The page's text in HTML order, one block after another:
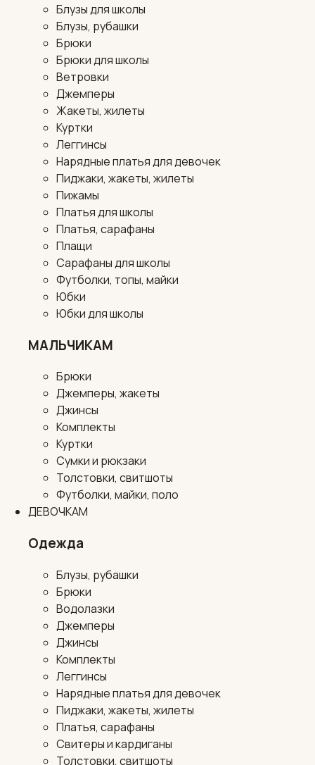
Блузы для школы
Блузы, рубашки
Брюки
Брюки для школы
Ветровки
Джемперы
Жакеты, жилеты
Куртки
Леггинсы
Нарядные платья для девочек
Пиджаки, жакеты, жилеты
Пижамы
Платья для школы
Платья, сарафаны
Плащи
Сарафаны для школы
Футболки, топы, майки
Юбки
Юбки для школы
МАЛЬЧИКАМ
Брюки
Джемперы, жакеты
Джинсы
Комплекты
Куртки
Сумки и рюкзаки
Толстовки, свитшоты
Футболки, майки, поло
ДЕВОЧКАМ
Одежда
Блузы, рубашки
Брюки
Водолазки
Джемперы
Джинсы
Комплекты
Леггинсы
Нарядные платья для девочек
Пиджаки, жакеты, жилеты
Платья, сарафаны
Свитеры и кардиганы
Толстовки, свитшоты